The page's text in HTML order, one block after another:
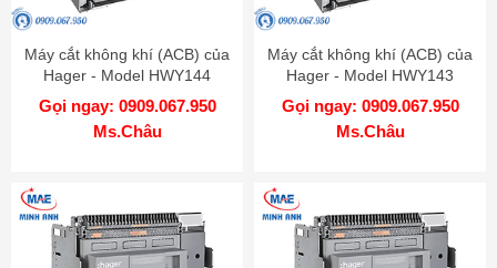
Máy cắt không khí (ACB) của
Hager - Model HWY144
Gọi ngay: 0909.067.950
Ms.Châu
Máy cắt không khí (ACB) của
Hager - Model HWY143
Gọi ngay: 0909.067.950
Ms.Châu